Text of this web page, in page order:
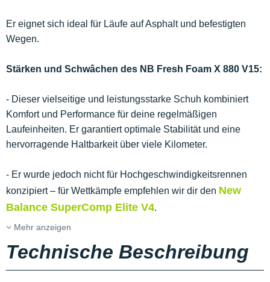
Er eignet sich ideal für Läufe auf Asphalt und befestigten
Wegen.
Stärken und Schwâchen des NB Fresh Foam X 880 V15:
- Dieser vielseitige und leistungsstarke Schuh kombiniert
Komfort und Performance für deine regelmäßigen
Laufeinheiten. Er garantiert optimale Stabilität und eine
hervorragende Haltbarkeit über viele Kilometer.
- Er wurde jedoch nicht für Hochgeschwindigkeitsrennen
konzipiert – für Wettkämpfe empfehlen wir dir den New
Balance SuperComp Elite V4.
Mehr anzeigen
Technische Beschreibung